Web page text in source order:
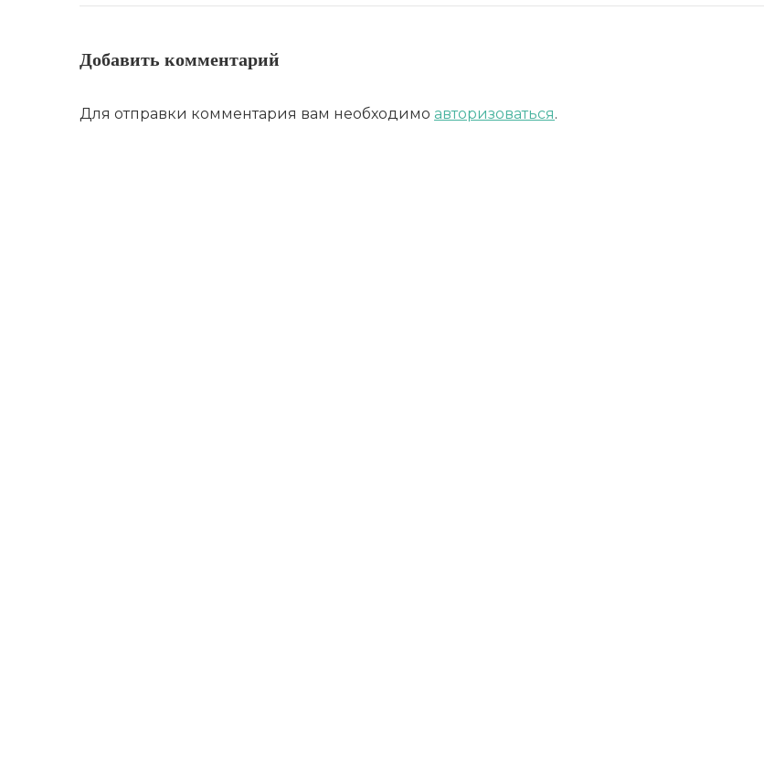
Добавить комментарий
Для отправки комментария вам необходимо авторизоваться.